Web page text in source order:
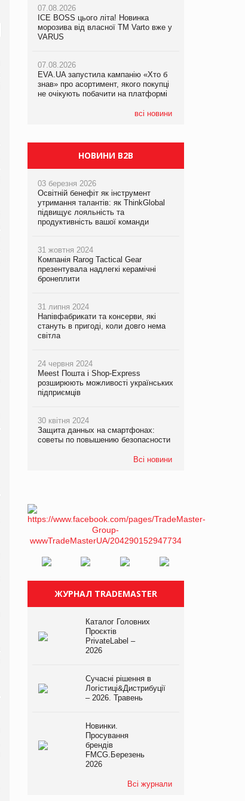
07.08.2026
ICE BOSS цього літа! Новинка
морозива від власної ТМ Varto вже у
VARUS
07.08.2026
EVA.UA запустила кампанію «Хто б
знав» про асортимент, якого покупці
не очікують побачити на платформі
всі новини
06.08.2026
Смачна новинка для хвостатих: у
VARUS з’явилися паучі Varto Paw
05.08.2026
Мережа супермаркетів VARUS купує
мережу магазинів формату
компанія налічуватиме 374 магазини
07.08.2026
Франція заборонила рекламні дзвінки
НОВИНИ B2B
03 березня 2026
Освітній бенефіт як інструмент
утримання талантів: як ThinkGlobal
підвищує лояльність та
продуктивність вашої команди
31 жовтня 2024
Компанія Rarog Tactical Gear
презентувала надлегкі керамічні
бронеплити
31 липня 2024
Напівфабрикати та консерви, які
стануть в пригоді, коли довго нема
світла
24 червня 2024
Meest Пошта і Shop-Express
розширюють можливості українських
підприємців
30 квітня 2024
Защита данных на смартфонах:
советы по повышению безопасности
Всі новини
ЖУРНАЛ TRADEMASTER
Каталог Головних
Проєктів
PrivateLabel –
2026
Сучасні рішення в
Логістиці&Дистрибуції
– 2026. Травень
Новинки.
Просування
брендів
FMCG.Березень
2026
Всі журнали